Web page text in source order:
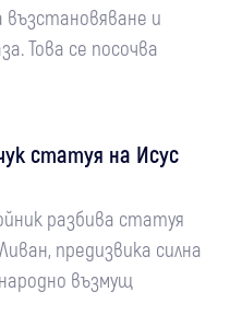
възстановяване и
Това се посочва
статуя на Исус
разбива статуя
предизвика силна
възмущ